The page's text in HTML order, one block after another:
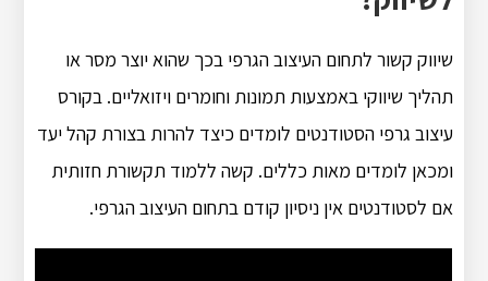
שיווק קשור לתחום העיצוב הגרפי בכך שהוא יוצר מסר או
תהליך שיווקי באמצעות תמונות וחומרים ויזואליים. בקורס
עיצוב גרפי הסטודנטים לומדים כיצד להרות בצורת קהל יעד
ומכאן לומדים מאות כללים. קשה ללמוד תקשורת חזותית
אם לסטודנטים אין ניסיון קודם בתחום העיצוב הגרפי.